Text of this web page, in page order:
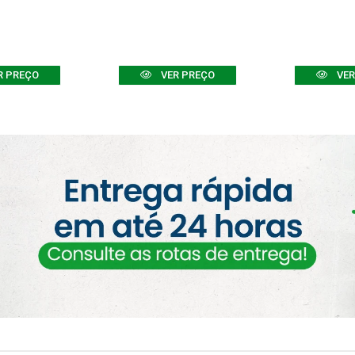
PREÇO VER PREÇO